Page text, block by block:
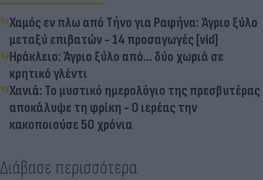
Χαμός εν πλω από Τήνο για Ραφήνα: Άγριο ξύλο
μεταξύ επιβατών - 14 προσαγωγές [vid]
Ηράκλειο: Άγριο ξύλο από... δύο χωριά σε
κρητικό γλέντι
Χανιά: Το μυστικό ημερολόγιο της πρεσβυτέρας
αποκάλυψε τη φρίκη - Ο ιερέας την
κακοποιούσε 50 χρόνια
Διάβασε περισσότερα